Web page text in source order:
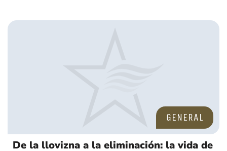
GENERAL
De la llovizna a la eliminación: la vida de